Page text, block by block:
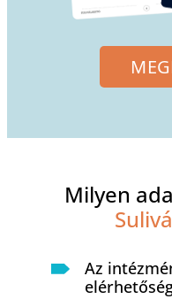
Milyen
Az